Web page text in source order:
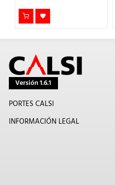
Versión 1.6.1
PORTES CALSI
INFORMACIÓN LEGAL